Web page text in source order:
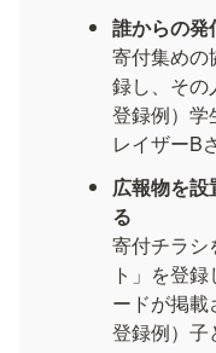
誰からの発
寄付集めの
録し、その
登録例）学
レイザーB
広報物を
る
寄付チラシ
ト」を登
ードが掲載
登録例）子